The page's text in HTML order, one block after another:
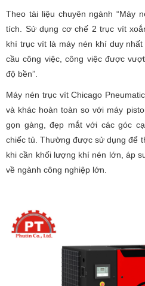
Theo tài liệu chuyên ngành “Máy
tích. Sử dụng cơ chế 2 trục vít
khí trục vít là máy nén khí duy
cầu công việc, công việc được
độ bền”.
Máy nén trục vít Chicago
và khác hoàn toàn so với máy
gọn gàng, đẹp mắt với các góc
chiếc tủ. Thường được sử dụng để
khi cần khối lượng khí nén lớn, áp
về ngành công nghiệp lớn.